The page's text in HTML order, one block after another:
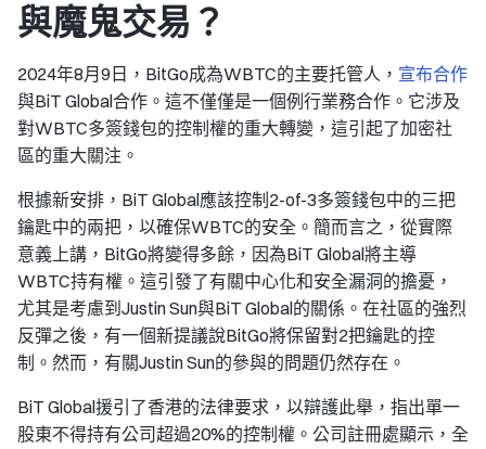
與魔鬼交易？
2024年8月9日，BitGo成為WBTC的主要托管人， 宣布合作
與BiT Global合作。這不僅僅是一個例行業務合作。它涉及
對WBTC多簽錢包的控制權的重大轉變，這引起了加密社
區的重大關注。
根據新安排，BiT Global應該控制2-of-3多簽錢包中的三把
鑰匙中的兩把，以確保WBTC的安全。簡而言之，從實際
意義上講，BitGo將變得多餘，因為BiT Global將主導
WBTC持有權。這引發了有關中心化和安全漏洞的擔憂，
尤其是考慮到Justin Sun與BiT Global的關係。在社區的強烈
反彈之後，有一個新提議說BitGo將保留對2把鑰匙的控
制。然而，有關Justin Sun的參與的問題仍然存在。
BiT Global援引了香港的法律要求，以辯護此舉，指出單一
股東不得持有公司超過20%的控制權。公司註冊處顯示，全